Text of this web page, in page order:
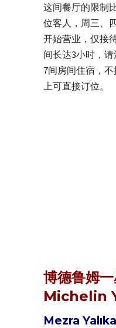
这间餐厅的限制
位客人，周三、
开始营业，仅接
间长达3小时，
7间房间住宿，
上可直接订位。
博德鲁姆
Michelin
Mezra